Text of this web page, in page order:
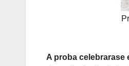
A proba celebrarase